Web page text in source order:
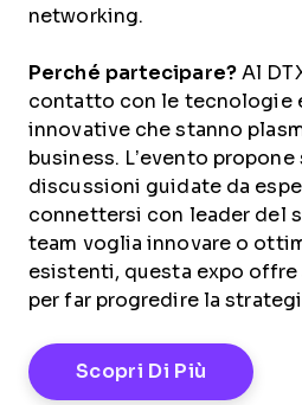
networking.
Perché partecipare?Al
contatto con le tecnologie
innovative che stanno
business. L’evento
discussioni guidate da
connettersi con leader del
team voglia innovare o
esistenti, questa expo
per far progredire la
Scopri Di Più Opens